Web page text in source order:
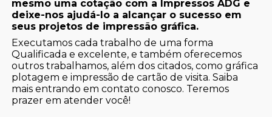
mesmo uma cotação com a Impressos ADG e
deixe-nos ajudá-lo a alcançar o sucesso em
seus projetos de impressão gráfica.
Executamos cada trabalho de uma forma
Qualificada e excelente, e também oferecemos
outros trabalhamos, além dos citados, como gráfica
plotagem e impressão de cartão de visita. Saiba
mais entrando em contato conosco. Teremos
prazer em atender você!